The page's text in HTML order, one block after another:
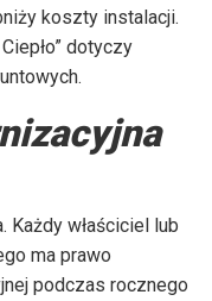
koszty instalacji.
dotyczy
Każdy właściciel lub
ma prawo
podczas rocznego